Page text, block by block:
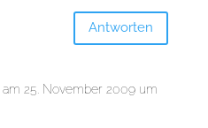
Antworten
am 25. November 2009 um